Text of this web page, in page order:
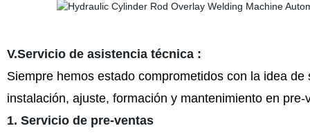
V.Servicio de asistencia técnica :
Siempre hemos estado comprometidos con la idea
instalación, ajuste, formación y mantenimiento en
1. Servicio de pre-ventas